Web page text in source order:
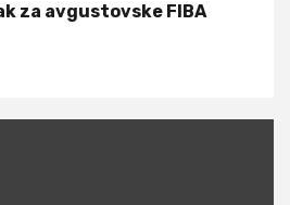
za avgustovske FIBA